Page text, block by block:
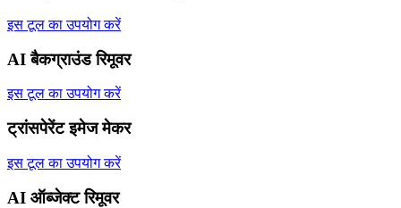
इस टूल का उपयोग करें
AI बैकग्राउंड रिमूवर
इस टूल का उपयोग करें
ट्रांसपेरेंट इमेज मेकर
इस टूल का उपयोग करें
AI ऑब्जेक्ट रिमूवर